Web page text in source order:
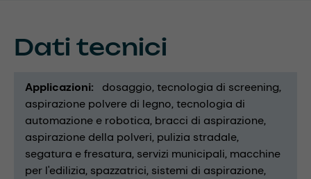
Dati tecnici
Applicazioni dosaggio tecnologia di screening
aspirazione polvere di legno tecnologia di
automazione e robotica bracci di aspirazione
aspirazione della polveri pulizia stradale
segatura e fresatura servizi municipali macchine
per l'edilizia spazzatrici sistemi di aspirazione